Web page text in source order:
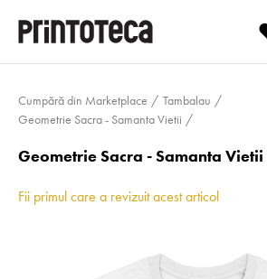
Cumpără din Marketplace
Tambalau
Geometrie Sacra - Samanta Vietii
Geometrie Sacra - Samanta Vietii
Fii primul care a revizuit acest articol